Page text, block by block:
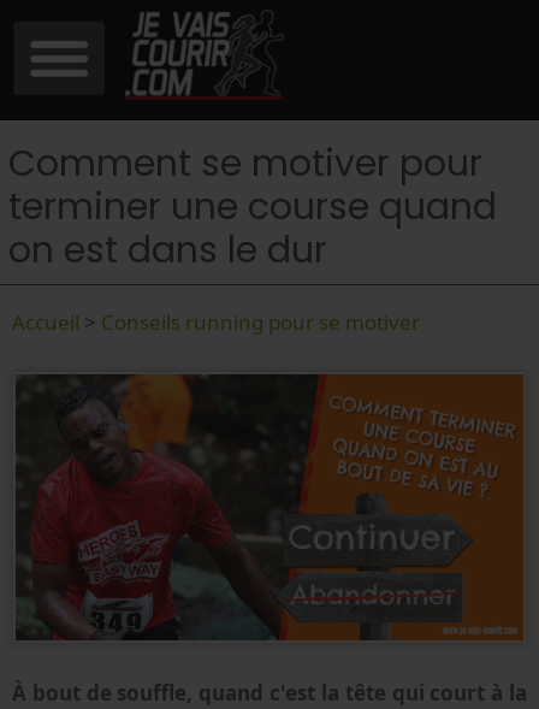
Comment se motiver pour
terminer une course quand
on est dans le dur
Accueil > Conseils running pour se motiver
À bout de souffle, quand c'est la tête qui court à la